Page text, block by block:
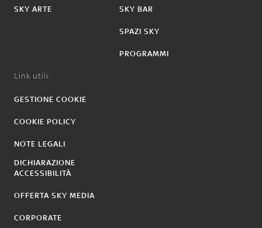
SKY ARTE SKY BAR
SPAZI SKY
PROGRAMMI
Link utili:
GESTIONE COOKIE
COOKIE POLICY
NOTE LEGALI
DICHIARAZIONE
ACCESSIBILITÀ
OFFERTA SKY MEDIA
CORPORATE